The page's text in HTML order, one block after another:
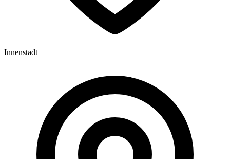
Innenstadt